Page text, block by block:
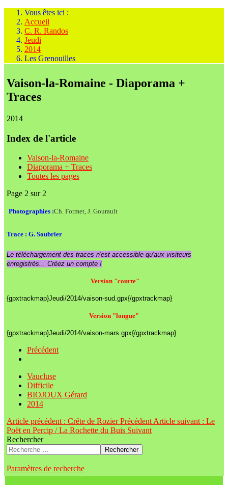
Vous êtes ici :
Accueil
C. R. Randos
Jeudi
2014
Les Grenouilles
Vaison-la-Romaine - Diaporama +
Traces
2014
Index de l'article
Vaison-la-Romaine
Diaporama + Traces
Toutes les pages
Page 2 sur 2
Photographies :Ch. Formet, J. Gourault
Trace : G. Soubrier
Le téléchargement des traces n'est accessible qu'aux visiteurs
enregistrés... Créez un compte !
Version "courte"
{gpxtrackmap}Jeudi/2014/vaison-sud.gpx{/gpxtrackmap}
Version "longue"
{gpxtrackmap}Jeudi/2014/vaison-mars.gpx{/gpxtrackmap}
Précédent
Vaucluse
Difficile
BIOJOUX Gérard
2014
Article précédent : Crête de RozierPrécédent Article suivant : Le
Poët en Percip / La Rochette du Buis Suivant
Rechercher
Rechercher
Paramètres de recherche